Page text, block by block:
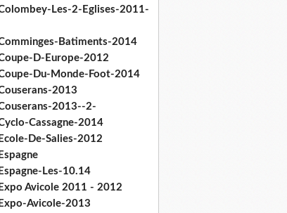
Les-2-Eglises-2011-
Batiments-2014
D-Europe-2012
Du-Monde-Foot-2014
2013
2013--2-
Cassagne-2014
De-Salies-2012
Les-10.14
Avicole 2011 - 2012
Avicole-2013